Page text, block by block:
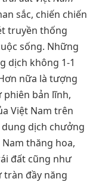
sắc, chiến chiến
truyền thống
sống. Những
dịch không 1-1
nữa là tượng
bản lĩnh,
Việt Nam trên
dịch chưởng
thăng hoa,
đất cũng như
đầy năng